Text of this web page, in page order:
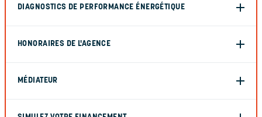
DIAGNOSTICS DE PERFORMANCE ÉNERGÉTIQUE
HONORAIRES DE L'AGENCE
MÉDIATEUR